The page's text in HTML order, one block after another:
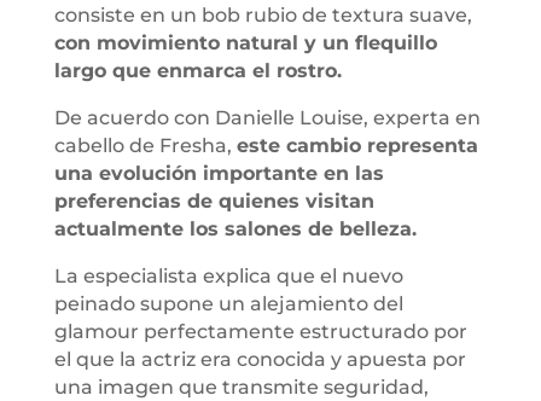
consiste en un bob rubio de textura suave,
con movimiento natural y un flequillo
largo que enmarca el rostro.
De acuerdo con Danielle Louise, experta en
cabello de Fresha, este cambio representa
una evolución importante en las
preferencias de quienes visitan
actualmente los salones de belleza.
La especialista explica que el nuevo
peinado supone un alejamiento del
glamour perfectamente estructurado por
el que la actriz era conocida y apuesta por
una imagen que transmite seguridad,